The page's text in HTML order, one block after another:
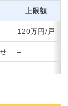
上限額
120万円/戸
–